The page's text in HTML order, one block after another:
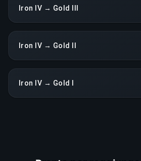
Iron IV → Gold III
Iron IV → Gold II
Iron IV → Gold I